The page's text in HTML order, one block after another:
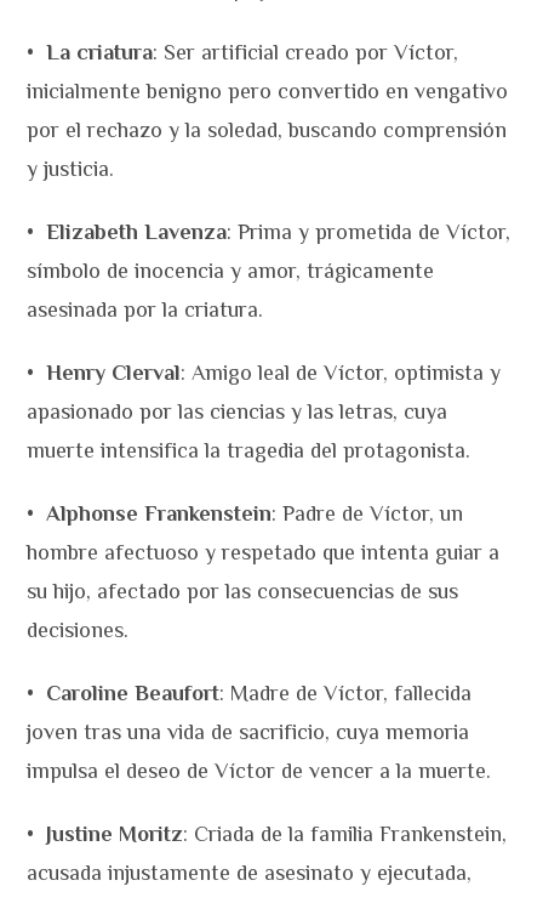
•La criatura: Ser artificial creado por Víctor,
inicialmente benigno pero convertido en vengativo
por el rechazo y la soledad, buscando comprensión
y justicia.
•Elizabeth Lavenza: Prima y prometida de Víctor,
símbolo de inocencia y amor, trágicamente
asesinada por la criatura.
•Henry Clerval: Amigo leal de Víctor, optimista y
apasionado por las ciencias y las letras, cuya
muerte intensifica la tragedia del protagonista.
•Alphonse Frankenstein: Padre de Víctor, un
hombre afectuoso y respetado que intenta guiar a
su hijo, afectado por las consecuencias de sus
decisiones.
• Caroline Beaufort: Madre de Víctor, fallecida
joven tras una vida de sacrificio, cuya memoria
impulsa el deseo de Víctor de vencer a la muerte.
• Justine Moritz: Criada de la familia Frankenstein,
acusada injustamente de asesinato y ejecutada,